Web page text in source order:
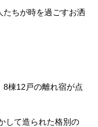
ちが時を過ごすお洒
8棟12戸の離れ宿が点
して造られた格別の